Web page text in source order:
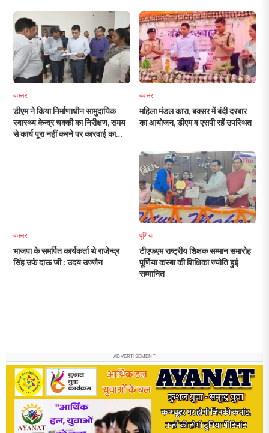
निर्वाचन पदाधिकारी
बक्सर
डीएम ने किया निर्माणाधीन सामुदायिक
स्वास्थ्य केन्द्र चक्की का निरीक्षण, समय
से कार्य पूरा नहीं करने पर कारवाई का
बक्सर
महिला मंडल कारा, बक्सर में बंदी दरबार
का आयोजन, डीएम व एसपी रहें उपस्थित
बक्सर
भाजपा के समर्पित कार्यकर्ता थे राजेन्द्र
सिंह उर्फ दाऊ जी : उदय उज्जैन
पूर्णिया
टीएफएम राष्ट्रीय शिक्षक सम्मान समारोह
पूर्णिया कस्बा की शिक्षिका ज्योति हुई
सम्मानित
ADVERTISEMENT